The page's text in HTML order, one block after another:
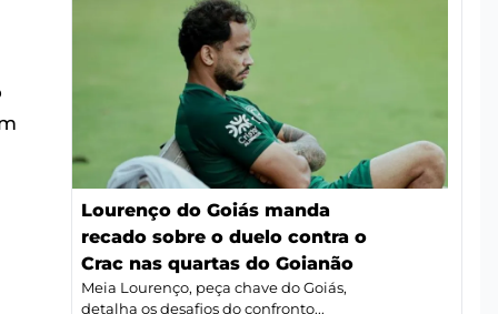
Lourenço do Goiás manda
recado sobre o duelo contra o
Crac nas quartas do Goianão
Meia Lourenço, peça chave do Goiás,
detalha os desafios do confronto...